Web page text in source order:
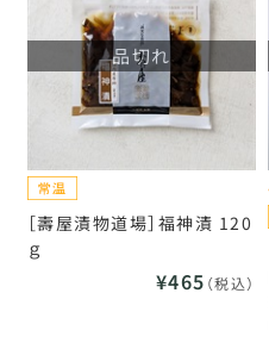
品切れ
［壽屋漬物道場］福神漬 120
ｇ
¥465 （税込）